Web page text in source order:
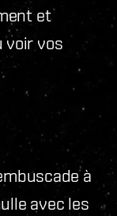
et
voir vos
à
avec les